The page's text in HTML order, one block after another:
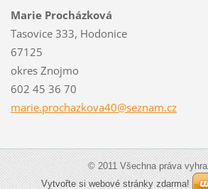
Marie Procházková
Tasovice 333, Hodonice
67125
okres Znojmo
602 45 36 70
marie.prochazkova40@seznam.cz
© 2011 Všechna práva
Vytvořte si webové stránky zdarma!